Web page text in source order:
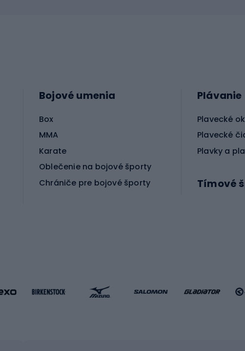
Bojové umenia
Box
MMA
Karate
Oblečenie na bojové športy
Chrániče pre bojové športy
Inline korčule
Plávanie
Plavecké
Plavecké
Plavky a
Tímové